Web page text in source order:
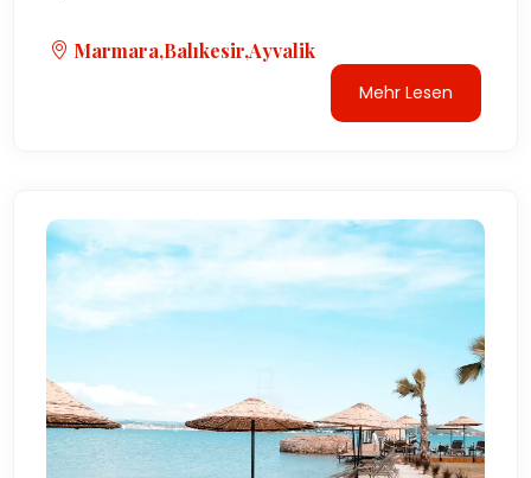
Marmara,Balıkesir,Ayvalik
Mehr Lesen